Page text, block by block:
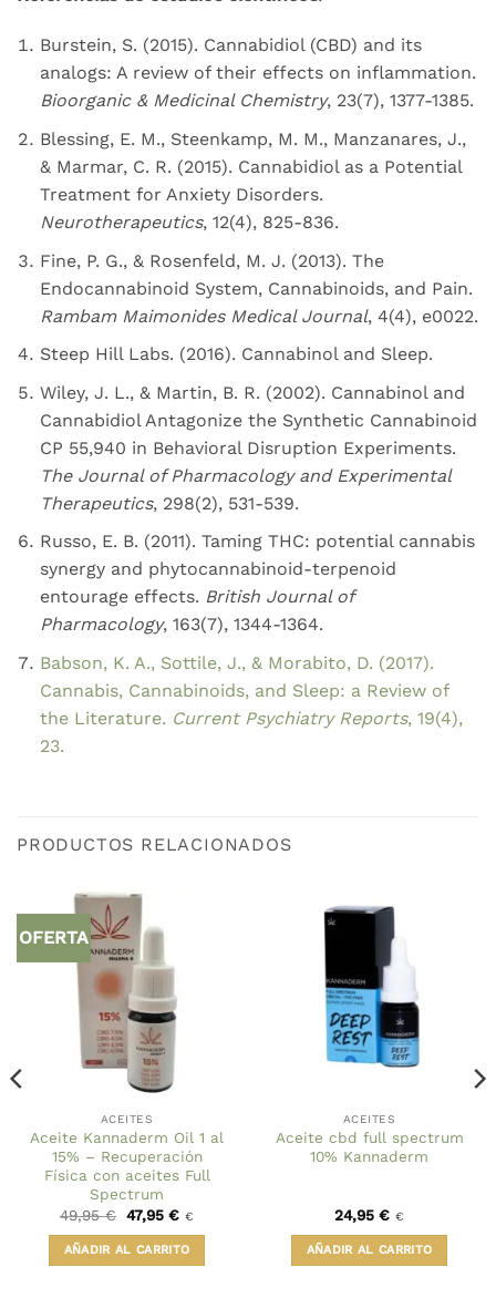
Burstein, S. (2015). Cannabidiol (CBD) and its
analogs: A review of their effects on inflammation.
Bioorganic & Medicinal Chemistry, 23(7), 1377-1385.
Blessing, E. M., Steenkamp, M. M., Manzanares, J.,
& Marmar, C. R. (2015). Cannabidiol as a Potential
Treatment for Anxiety Disorders.
Neurotherapeutics, 12(4), 825-836.
Fine, P. G., & Rosenfeld, M. J. (2013). The
Endocannabinoid System, Cannabinoids, and Pain.
Rambam Maimonides Medical Journal, 4(4), e0022.
Steep Hill Labs. (2016). Cannabinol and Sleep.
Wiley, J. L., & Martin, B. R. (2002). Cannabinol and
Cannabidiol Antagonize the Synthetic Cannabinoid
CP 55,940 in Behavioral Disruption Experiments.
The Journal of Pharmacology and Experimental
Therapeutics, 298(2), 531-539.
Russo, E. B. (2011). Taming THC: potential cannabis
synergy and phytocannabinoid-terpenoid
entourage effects. British Journal of
Pharmacology, 163(7), 1344-1364.
Babson, K. A., Sottile, J., & Morabito, D. (2017).
Cannabis, Cannabinoids, and Sleep: a Review of
the Literature. Current Psychiatry Reports, 19(4),
23.
PRODUCTOS RELACIONADOS
OFERTA
ACEITES
Aceite Kannaderm Oil 1 al
15% – Recuperación
Física con aceites Full
Spectrum
49,95€ El
precio
original
era:
49,95 €.
47,95€El
actual
es:
47,95 €.
€
AÑADIR AL CARRITO
ACEITES
Aceite cbd full spectrum
10% Kannaderm
24,95 € €
AÑADIR AL CARRITO